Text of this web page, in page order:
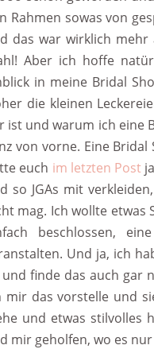
Rahmen sowas von
das war wirklich
Aber ich hoffe
in meine Bridal
die kleinen
ist und warum ich eine
von vorne. Eine
euch im letzten Post
so JGAs mit
mag. Ich wollte etwas
beschlossen,
Und ja, ich
finde das auch gar
mir das vorstelle und
und etwas stilvolles
mir geholfen, wo es